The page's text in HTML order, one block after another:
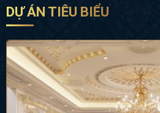
DỰ ÁN TIÊU BIỂU